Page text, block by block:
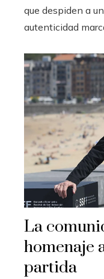
que despiden a
autenticidad
La
homenaje
partida